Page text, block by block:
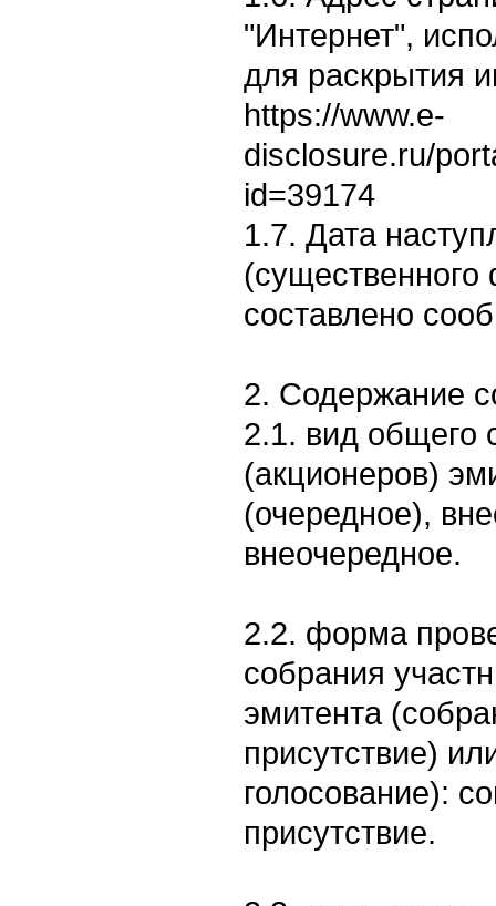
"Интернет",
для раскрытия
https://www.e-
disclosure.ru/
id=39174
1.7. Дата
(существенного
составлено
2. Содержание
2.1. вид общего
(акционеров)
(очередное),
внеочередное.
2.2. форма
собрания
эмитента
присутствие)
голосование):
присутствие.